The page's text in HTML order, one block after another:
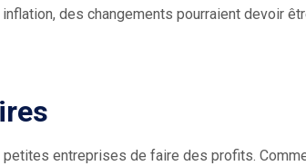
des changements pourraient devoir
petites entreprises de faire des profits.